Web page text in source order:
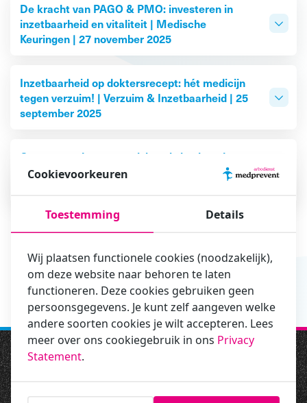
De kracht van PAGO & PMO: investeren in
inzetbaarheid en vitaliteit | Medische
Keuringen | 27 november 2025
Inzetbaarheid op doktersrecept: hét medicijn
tegen verzuim! | Verzuim & Inzetbaarheid | 25
september 2025
Gevaar wordt pas een risico als je niets doet -
jouw RI&E maakt het verschil! | Advisering | 19
Volg ons op social media of meld je aan voor onze nieuwsbrief om
geen enkele webinar te missen.
Cookievoorkeuren
Toestemming Details
Wij plaatsen functionele cookies (noodzakelijk),
om deze website naar behoren te laten
functioneren. Deze cookies gebruiken geen
persoonsgegevens. Je kunt zelf aangeven welke
andere soorten cookies je wilt accepteren. Lees
meer over ons cookiegebruik in ons Privacy
Statement.